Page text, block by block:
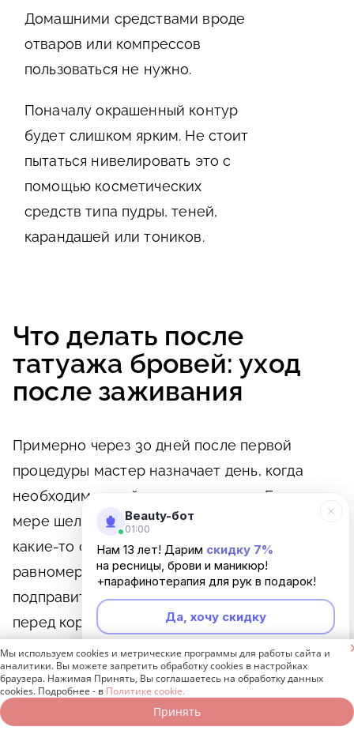
Домашними средствами вроде
отваров или компрессов
пользоваться не нужно.
Поначалу окрашенный контур
будет слишком ярким. Не стоит
пытаться нивелировать это с
помощью косметических
средств типа пудры, теней,
карандашей или тоников.
Что делать после
татуажа бровей: уход
после заживания
Примерно через 30 дней после первой
процедуры мастер назначает день, когда
необходимо прийти на коррекцию. Если по
мере шелушения и заживания выявились
какие-то огрехи в форме контура или в
равномерности цвета, то все можно
подправить. По фотографиям, сделанным
перед коррекцией и после нее, очень хорошо
заметно, что результат становится намного
лучше.
Многие женщины спрашивают, нужна ли
Beauty-бот
01:00
Нам 13 лет! Дарим скидку 7%
на ресницы, брови и маникюр!
+парафинотерапия для рук в подарок!
Да, хочу скидку
Неинтересно
Мы используем cookies и метрические программы для работы сайта и
аналитики. Вы можете запретить обработку cookies в настройках
браузера. Нажимая Принять, Вы соглашаетесь на обработку данных
cookies. Подробнее - в Политике cookie.
Принять